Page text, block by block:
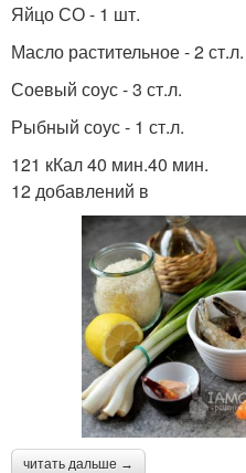
Яйцо СО - 1 шт.
Масло растительное - 2 ст.л.
Соевый соус - 3 ст.л.
Рыбный соус - 1 ст.л.
121 кКал 40 мин.40 мин.
12 добавлений в
читать дальше →